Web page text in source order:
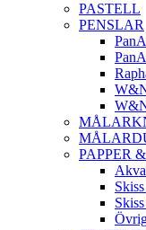
PASTELL
PENSLAR
PAPPER